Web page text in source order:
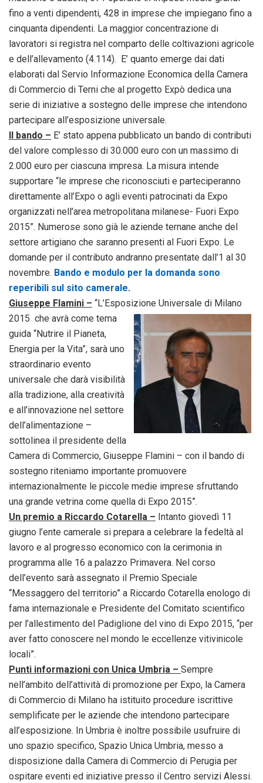
fino a venti dipendenti, 428 in imprese che impiegano fino a
cinquanta dipendenti. La maggior concentrazione di
lavoratori si registra nel comparto delle coltivazioni agricole
e dell’allevamento (4.114). E’ quanto emerge dai dati
elaborati dal Servio Informazione Economica della Camera
di Commercio di Terni che al progetto Expò dedica una
serie di iniziative a sostegno delle imprese che intendono
partecipare all’esposizione universale.
Il bando – E’ stato appena pubblicato un bando di contributi
del valore complesso di 30.000 euro con un massimo di
2.000 euro per ciascuna impresa. La misura intende
supportare “le imprese che riconosciuti e parteciperanno
direttamente all’Expo o agli eventi patrocinati da Expo
organizzati nell’area metropolitana milanese- Fuori Expo
2015”. Numerose sono già le aziende ternane anche del
settore artigiano che saranno presenti al Fuori Expo. Le
domande per il contributo andranno presentate dall’1 al 30
novembre. Bando e modulo per la domanda sono
reperibili sul sito camerale.
Giuseppe Flamini – “L’Esposizione Universale di Milano
2015 che avrà come tema
guida “Nutrire il Pianeta,
Energia per la Vita”, sarà uno
straordinario evento
universale che darà visibilità
alla tradizione, alla creatività
e all’innovazione nel settore
dell’alimentazione –
sottolinea il presidente della
Camera di Commercio, Giuseppe Flamini – con il bando di
sostegno riteniamo importante promuovere
internazionalmente le piccole medie imprese sfruttando
una grande vetrina come quella di Expo 2015”.
Un premio a Riccardo Cotarella – Intanto giovedì 11
giugno l’ente camerale si prepara a celebrare la fedeltà al
lavoro e al progresso economico con la cerimonia in
programma alle 16 a palazzo Primavera. Nel corso
dell’evento sarà assegnato il Premio Speciale
“Messaggero del territorio” a Riccardo Cotarella enologo di
fama internazionale e Presidente del Comitato scientifico
per l’allestimento del Padiglione del vino di Expo 2015, “per
aver fatto conoscere nel mondo le eccellenze vitivinicole
locali”.
Punti informazioni con Unica Umbria – Sempre
nell’ambito dell’attività di promozione per Expo, la Camera
di Commercio di Milano ha istituito procedure iscrittive
semplificate per le aziende che intendono partecipare
all’esposizione. In Umbria è inoltre possibile usufruire di
uno spazio specifico, Spazio Unica Umbria, messo a
disposizione dalla Camera di Commercio di Perugia per
ospitare eventi ed iniziative presso il Centro servizi Alessi.